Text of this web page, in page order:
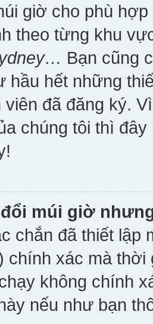
giờ cho phù
theo từng khu
Bạn cũng
hầu hết những
viên đã đăng ký.
chúng tôi thì
múi giờ
chắn đã thiết lập
chính xác mà
không chính
nếu như bạn